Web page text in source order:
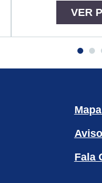
VER
Fala